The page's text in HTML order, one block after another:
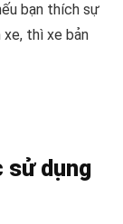
bạn thích sự
xe, thì xe bản
sử dụng